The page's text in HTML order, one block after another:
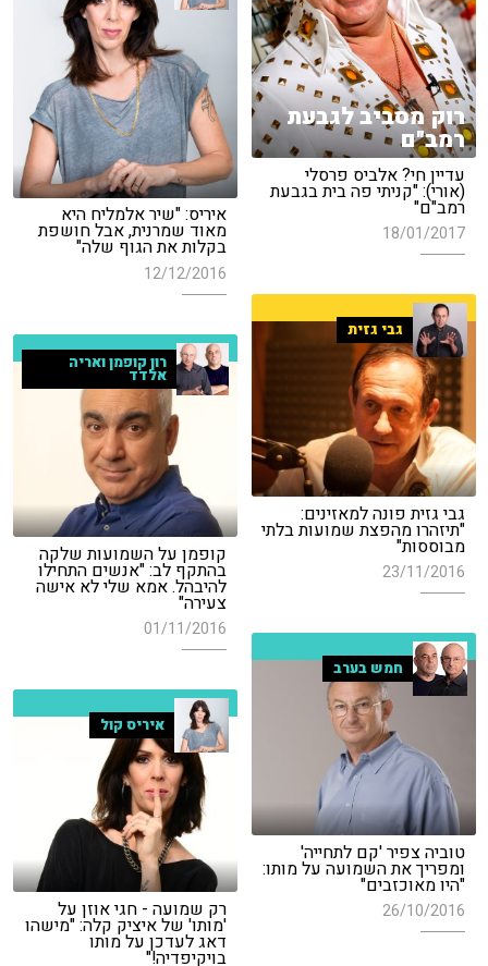
רוק מסביב לגבעת
רמב"ם
עדיין חי? אלביס פרסלי
(אורי): "קניתי פה בית בגבעת
רמב"ם"
18/01/2017
איריס: "שיר אלמליח היא
מאוד שמרנית, אבל חושפת
בקלות את הגוף שלה"
12/12/2016
גבי גזית
גבי גזית פונה למאזינים:
"תיזהרו מהפצת שמועות בלתי
מבוססות"
23/11/2016
רון קופמן ואריה
אלדד
קופמן על השמועות שלקה
בהתקף לב: "אנשים התחילו
להיבהל. אמא שלי לא אישה
צעירה"
01/11/2016
חמש בערב
טוביה צפיר 'קם לתחייה'
ומפריך את השמועה על מותו:
"היו מאוכזבים"
26/10/2016
איריס קול
רק שמועה - חגי אוזן על
'מותו' של איציק קלה: "מישהו
דאג לעדכן על מותו
בויקיפדיה!"